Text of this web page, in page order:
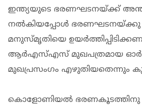
ഇന്ത്യയുടെ ഭരണഘടനയ്ക്ക്
നൽകിയപ്പോൾ ഭരണഘടനയ്ക്കു
മനുസ്മൃതിയെ
ആർഎസ്എസ് മുഖപത്രമായ
മുഖപ്രസംഗം എഴുതിയതെന്നും
കൊളോണിയൽ ഭരണകൂടത്തിനു